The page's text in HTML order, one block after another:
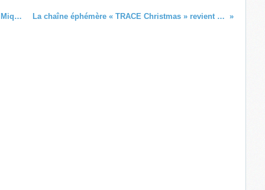
Jouez au Bingothon avec St-Pierre & Miquelon la 1ère et la Coordination975 ! La chaîne éphémère « TRACE Christmas » revient dans les offres de CANAL+ en Outre-Mer !